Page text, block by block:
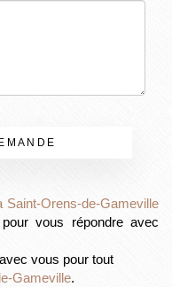
Saint-Orens-de-Gameville
vous répondre avec
vous pour tout
Gameville.